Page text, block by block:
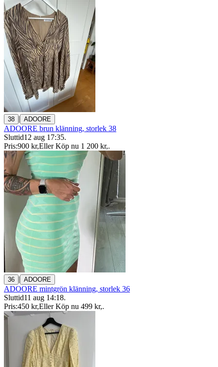
38 | ADOORE
ADOORE brun klänning, storlek 38
Sluttid12 aug 17:35.
Pris:900 kr,Eller Köp nu 1 200 kr,.
36 | ADOORE
ADOORE mintgrön klänning, storlek 36
Sluttid11 aug 14:18.
Pris:450 kr,Eller Köp nu 499 kr,.